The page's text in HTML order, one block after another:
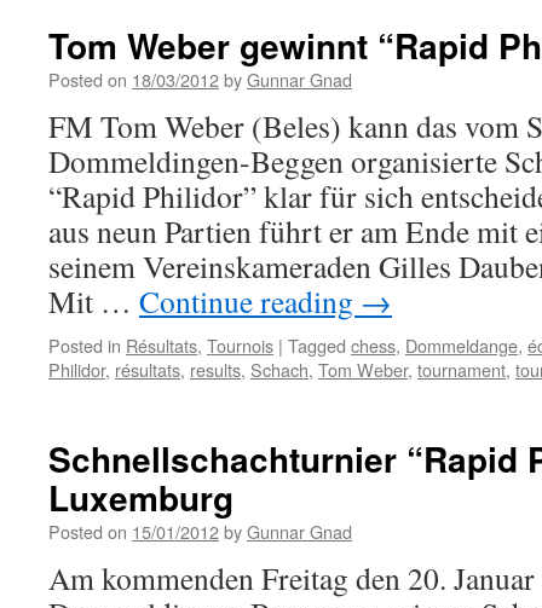
Tom Weber gewinnt “Rapid
Posted on 18/03/2012byGunnar Gnad
FM Tom Weber (Beles) kann das vom
Dommeldingen-Beggen organisierte
“Rapid Philidor” klar für sich
aus neun Partien führt er am Ende mit
seinem Vereinskameraden Gilles
Mit … Continue reading →
Posted in Résultats, Tournois | Tagged chess, Dommeldange,
Philidor, résultats, results, Schach, Tom Weber, tournament,
Schnellschachturnier “Rapid
Luxemburg
Posted on 15/01/2012byGunnar Gnad
Am kommenden Freitag den 20.